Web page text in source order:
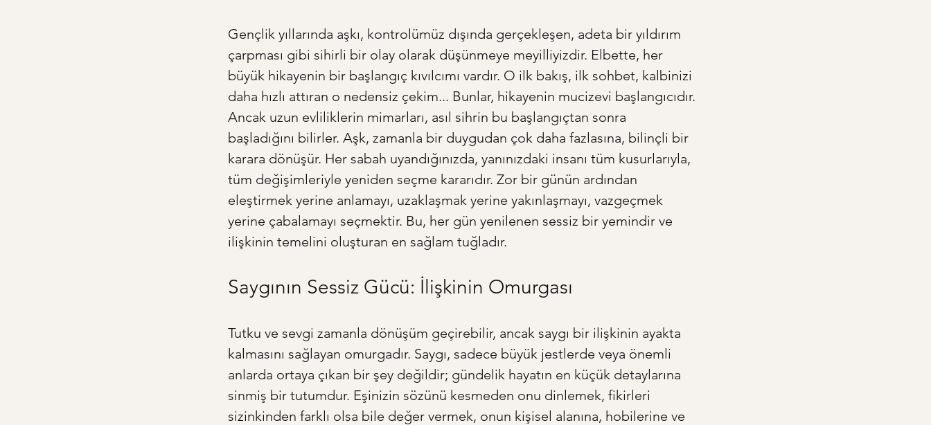
Gençlik yıllarında aşkı, kontrolümüz dışında gerçekleşen, adeta bir yıldırım
çarpması gibi sihirli bir olay olarak düşünmeye meyilliyizdir. Elbette, her
büyük hikayenin bir başlangıç kıvılcımı vardır. O ilk bakış, ilk sohbet, kalbinizi
daha hızlı attıran o nedensiz çekim... Bunlar, hikayenin mucizevi başlangıcıdır.
Ancak uzun evliliklerin mimarları, asıl sihrin bu başlangıçtan sonra
başladığını bilirler. Aşk, zamanla bir duygudan çok daha fazlasına, bilinçli bir
karara dönüşür. Her sabah uyandığınızda, yanınızdaki insanı tüm kusurlarıyla,
tüm değişimleriyle yeniden seçme kararıdır. Zor bir günün ardından
eleştirmek yerine anlamayı, uzaklaşmak yerine yakınlaşmayı, vazgeçmek
yerine çabalamayı seçmektir. Bu, her gün yenilenen sessiz bir yemindir ve
ilişkinin temelini oluşturan en sağlam tuğladır.
Saygının Sessiz Gücü: İlişkinin Omurgası
Tutku ve sevgi zamanla dönüşüm geçirebilir, ancak saygı bir ilişkinin ayakta
kalmasını sağlayan omurgadır. Saygı, sadece büyük jestlerde veya önemli
anlarda ortaya çıkan bir şey değildir; gündelik hayatın en küçük detaylarına
sinmiş bir tutumdur. Eşinizin sözünü kesmeden onu dinlemek, fikirleri
sizinkinden farklı olsa bile değer vermek, onun kişisel alanına, hobilerine ve